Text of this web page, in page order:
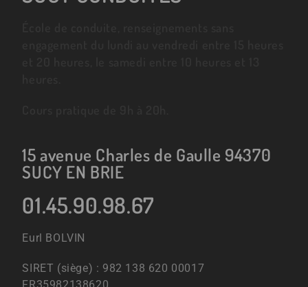
15 avenue Charles de Gaulle 94370
SUCY EN BRIE
01.45.90.98.67
Eurl BOLVIN
SIRET (siège) : 982 138 620 00017